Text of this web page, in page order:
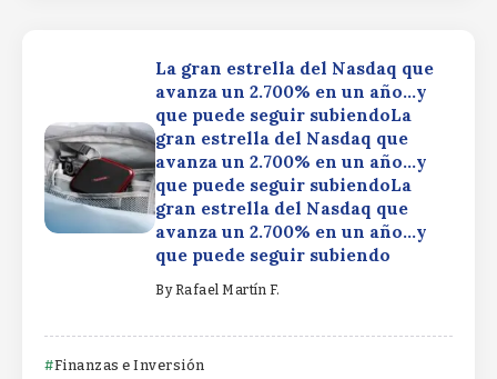
La gran estrella del Nasdaq que
avanza un 2.700% en un año…y
que puede seguir subiendoLa
gran estrella del Nasdaq que
avanza un 2.700% en un año…y
que puede seguir subiendoLa
gran estrella del Nasdaq que
avanza un 2.700% en un año…y
que puede seguir subiendo
By Rafael Martín F.
Finanzas e Inversión